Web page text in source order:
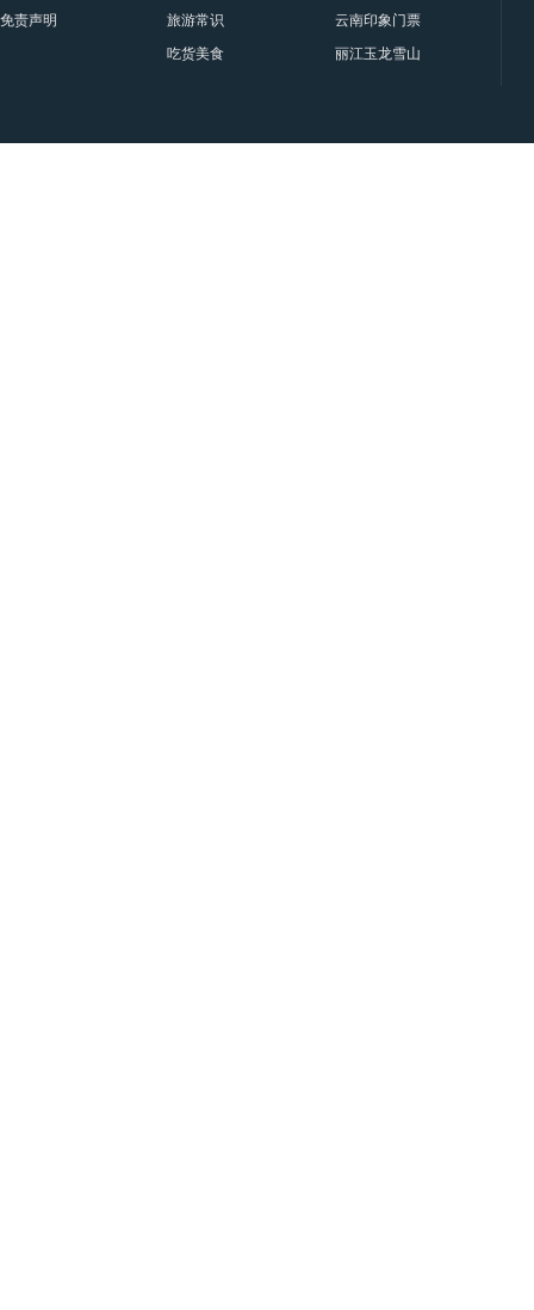
免责声明
旅游常识
吃货美食
云南印象门票贵宾票、甲票、
丽江玉龙雪山印象丽江门票|套